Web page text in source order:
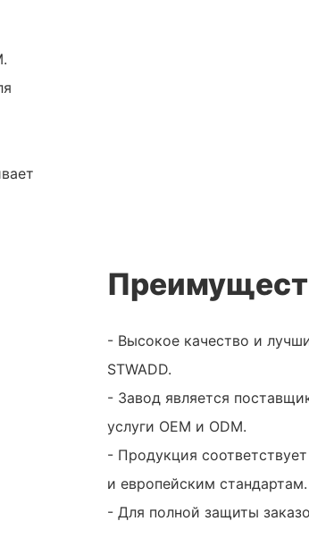
- Высокое качество и
STWADD.
- Завод является
услуги OEM и ODM.
- Продукция соответствует
и европейским стандартам.
- Для полной защиты